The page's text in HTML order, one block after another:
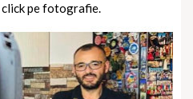
click pe fotografie.